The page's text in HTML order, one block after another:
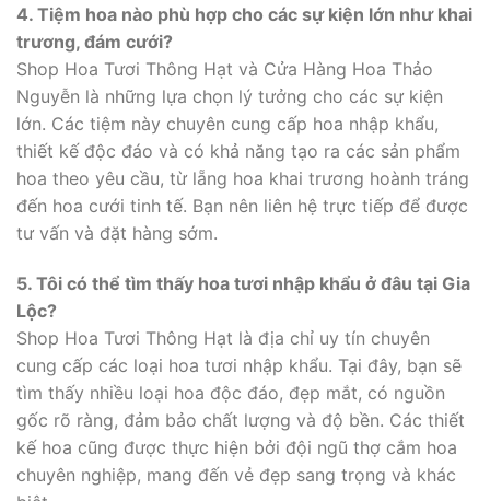
4. Tiệm hoa nào phù hợp cho các sự kiện lớn như khai
trương, đám cưới?
Shop Hoa Tươi Thông Hạt và Cửa Hàng Hoa Thảo
Nguyễn là những lựa chọn lý tưởng cho các sự kiện
lớn. Các tiệm này chuyên cung cấp hoa nhập khẩu,
thiết kế độc đáo và có khả năng tạo ra các sản phẩm
hoa theo yêu cầu, từ lẵng hoa khai trương hoành tráng
đến hoa cưới tinh tế. Bạn nên liên hệ trực tiếp để được
tư vấn và đặt hàng sớm.
5. Tôi có thể tìm thấy hoa tươi nhập khẩu ở đâu tại Gia
Lộc?
Shop Hoa Tươi Thông Hạt là địa chỉ uy tín chuyên
cung cấp các loại hoa tươi nhập khẩu. Tại đây, bạn sẽ
tìm thấy nhiều loại hoa độc đáo, đẹp mắt, có nguồn
gốc rõ ràng, đảm bảo chất lượng và độ bền. Các thiết
kế hoa cũng được thực hiện bởi đội ngũ thợ cắm hoa
chuyên nghiệp, mang đến vẻ đẹp sang trọng và khác